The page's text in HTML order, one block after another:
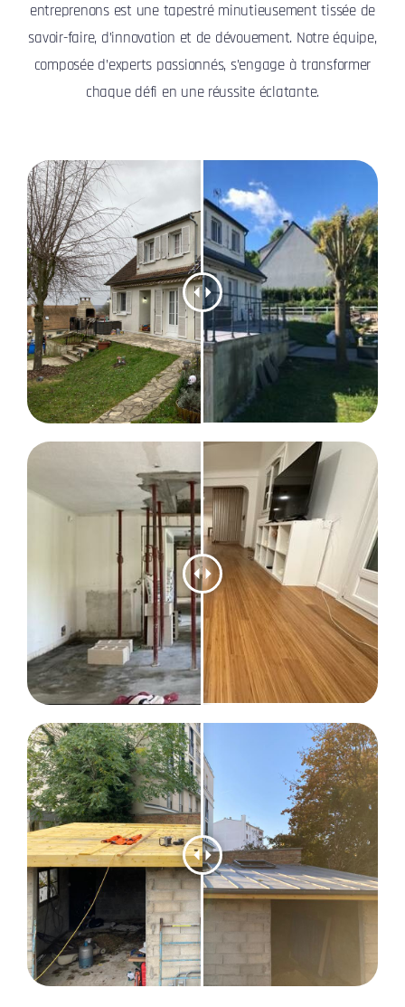
entreprenons est une tapestré minutieusement tissée de
savoir-faire, d’innovation et de dévouement. Notre équipe,
composée d’experts passionnés, s’engage à transformer
chaque défi en une réussite éclatante.